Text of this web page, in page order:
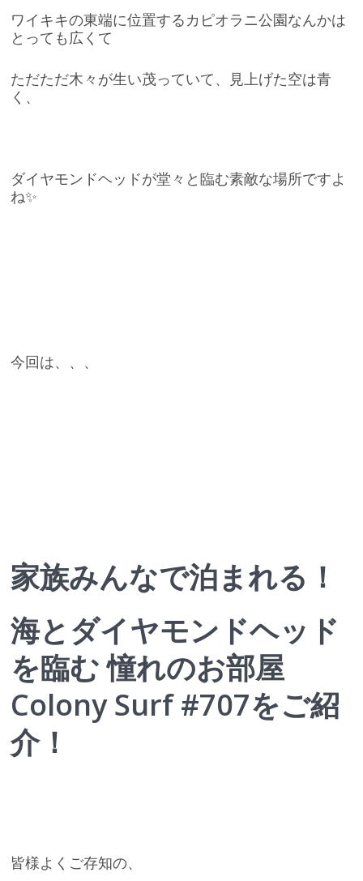
ワイキキの東端に位置するカピオラニ公園なんかは
とっても広くて
ただただ木々が生い茂っていて、見上げた空は青
く、
ダイヤモンドヘッドが堂々と臨む素敵な場所ですよ
ね✨
今回は、、、
家族みんなで泊まれる！
海とダイヤモンドヘッド
を臨む憧れのお部屋
Colony Surf #707をご紹
介！
皆様よくご存知の、